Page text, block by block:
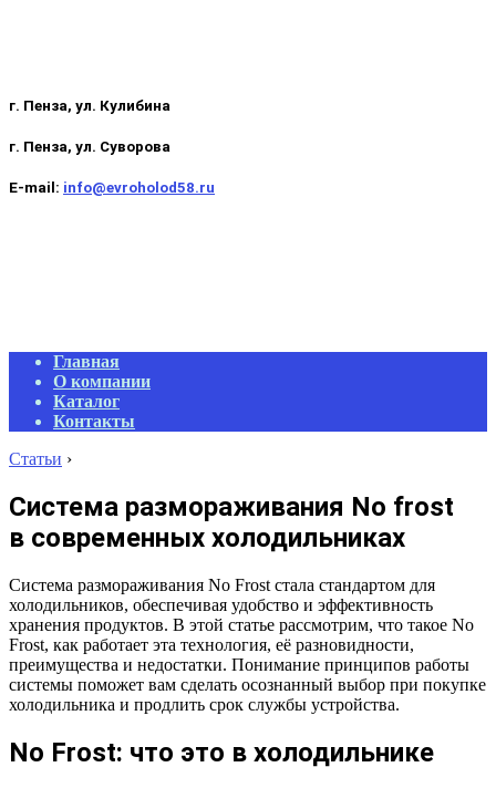
г. Пенза, ул. Кулибина
г. Пенза, ул. Суворова
E-mail: info@evroholod58.ru
Primary
Navigation
Menu
Главная
О компании
Каталог
Контакты
Статьи ›
Система размораживания No frost
в современных холодильниках
Система размораживания No Frost стала стандартом для
холодильников, обеспечивая удобство и эффективность
хранения продуктов. В этой статье рассмотрим, что такое No
Frost, как работает эта технология, её разновидности,
преимущества и недостатки. Понимание принципов работы
системы поможет вам сделать осознанный выбор при покупке
холодильника и продлить срок службы устройства.
No Frost: что это в холодильнике